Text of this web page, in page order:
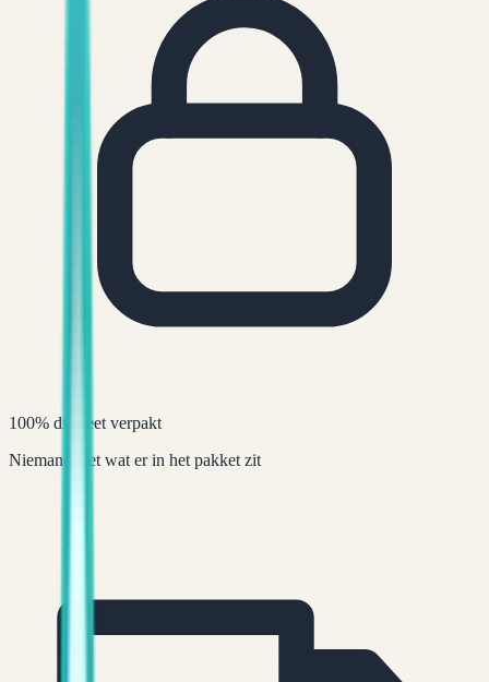
100% discreet verpakt
Niemand ziet wat er in het pakket zit